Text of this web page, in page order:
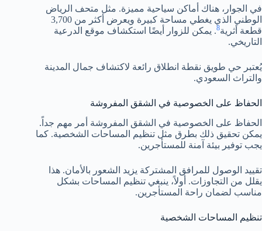
في الجوار، هناك أماكن سياحية مميزة. مثل متحف الرياض
الوطني الذي يغطي مساحة كبيرة ويعرض أكثر من 3,700
قطعة أثرية8. يمكن للزوار أيضًا استكشاف موقع الدرعية
التاريخي.
يُعتبر حي طويق نقطة انطلاق رائعة لاكتشاف جمال المدينة
والتراث السعودي.
الحفاظ على الخصوصية في الشقق المفروشة
الحفاظ على الخصوصية في الشقق المفروشة أمر مهم جداً.
يمكن تحقيق ذلك بطرق مثل تنظيم المساحات الشخصية. كما
يجب توفير بيئة آمنة للمستأجرين.
تقييد الوصول للمرافق المشتركة يزيد الشعور بالأمان. هذا
يقلل من التجاوزات. أولاً، ينبغي تنظيم المساحات بشكل
مناسب لضمان راحة المستأجرين.
تنظيم المساحات الشخصية